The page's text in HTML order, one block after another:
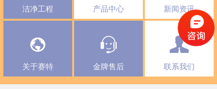
洁净工程 产品中心 新闻资讯
关于赛特 金牌售后 联系我们